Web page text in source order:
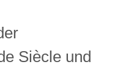
Siècle und